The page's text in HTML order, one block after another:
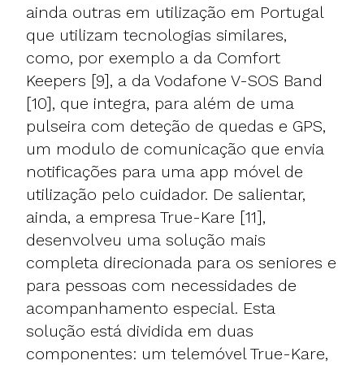
ainda outras em utilização em Portugal
que utilizam tecnologias similares,
como, por exemplo a da Comfort
Keepers [9], a da Vodafone V-SOS Band
[10], que integra, para além de uma
pulseira com deteção de quedas e GPS,
um modulo de comunicação que envia
notificações para uma app móvel de
utilização pelo cuidador. De salientar,
ainda, a empresa True-Kare [11],
desenvolveu uma solução mais
completa direcionada para os seniores e
para pessoas com necessidades de
acompanhamento especial. Esta
solução está dividida em duas
componentes: um telemóvel True-Kare,